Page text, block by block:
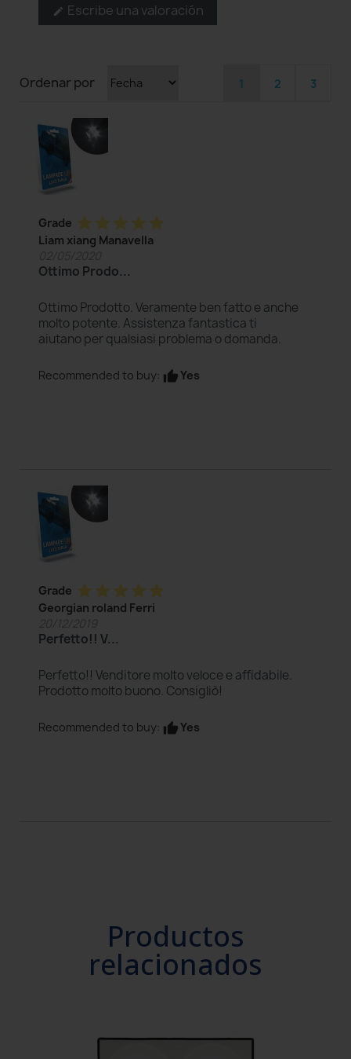
edit Escribe una valoración
Ordenar por 1 2 3
Grade star star star star star
Liam xiang Manavella
Ottimo Prodo...
Ottimo Prodotto. Veramente ben fatto e anche
molto potente. Assistenza fantastica ti
aiutano per qualsiasi problema o domanda.
Recommended to buy: thumb_upYes
Grade star star star star star
Georgian roland Ferri
Perfetto!! V...
Perfetto!! Venditore molto veloce e affidabile.
Prodotto molto buono. Consigliò!
Recommended to buy: thumb_upYes
Productos
relacionados